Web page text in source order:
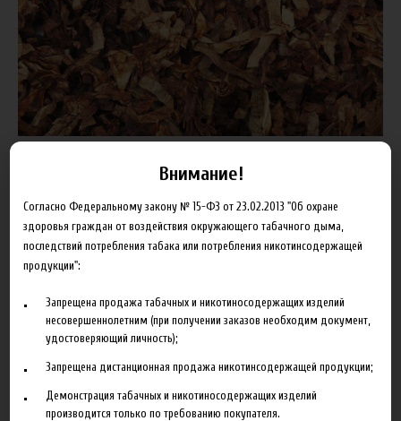
Пищевой ароматизатор Xian Taima Davidoff предназначен для
производства самодельных жидкостей для электронных
сигарет.
179.00 руб
Товар отсутствует Добавить в сравнение
Внимание!
Согласно Федеральному закону № 15-ФЗ от 23.02.2013 "Об охране
здоровья граждан от воздействия окружающего табачного дыма,
последствий потребления табака или потребления никотинсодержащей
продукции":
Запрещена продажа табачных и никотиносодержащих изделий
несовершеннолетним (при получении заказов необходим документ,
удостоверяющий личность);
Запрещена дистанционная продажа никотинсодержащей продукции;
Демонстрация табачных и никотиносодержащих изделий
производится только по требованию покупателя.